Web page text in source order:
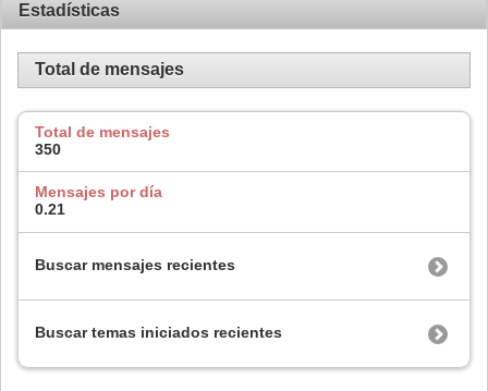
Estadísticas
Total de mensajes
Total de mensajes
350
Mensajes por día
0.21
Buscar mensajes recientes
Buscar temas iniciados recientes